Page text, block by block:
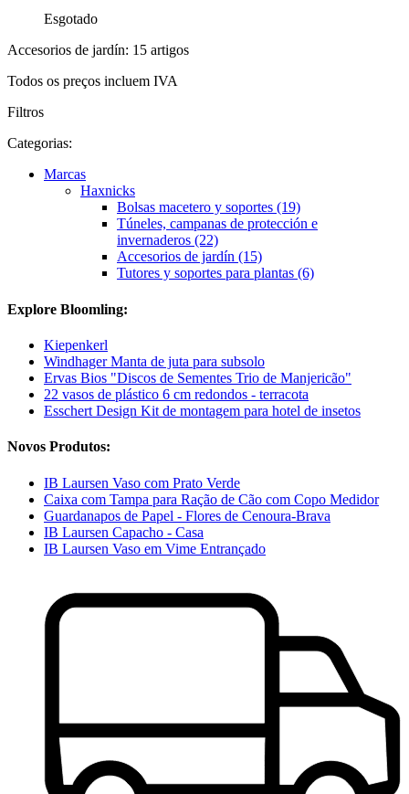
Esgotado
Accesorios de jardín: 15 artigos
Todos os preços incluem IVA
Filtros
Categorias:
Marcas
Haxnicks
Bolsas macetero y soportes (19)
Túneles, campanas de protección e
invernaderos (22)
Accesorios de jardín (15)
Tutores y soportes para plantas (6)
Explore Bloomling:
Kiepenkerl
Windhager Manta de juta para subsolo
Ervas Bios "Discos de Sementes Trio de Manjericão"
22 vasos de plástico 6 cm redondos - terracota
Esschert Design Kit de montagem para hotel de insetos
Novos Produtos:
IB Laursen Vaso com Prato Verde
Caixa com Tampa para Ração de Cão com Copo Medidor
Guardanapos de Papel - Flores de Cenoura-Brava
IB Laursen Capacho - Casa
IB Laursen Vaso em Vime Entrançado